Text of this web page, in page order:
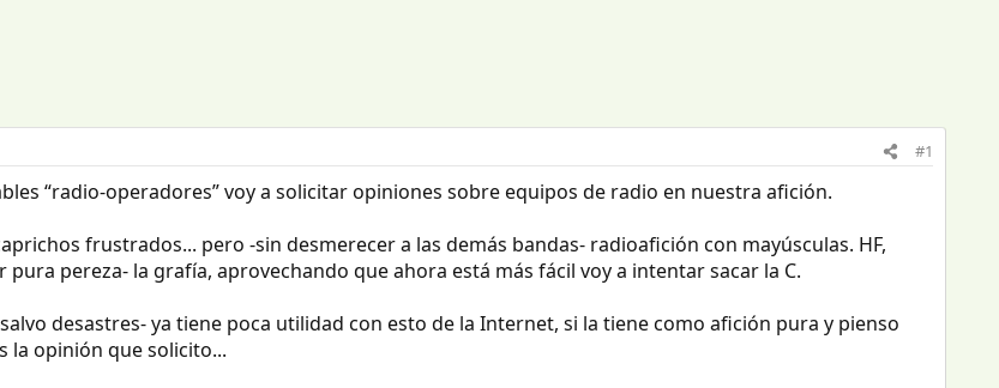
#1
“radio-operadores” voy a solicitar opiniones sobre equipos de radio en nuestra afición.
frustrados... pero -sin desmerecer a las demás bandas- radioafición con mayúsculas. HF,
pura pereza- la grafía, aprovechando que ahora está más fácil voy a intentar sacar la C.
desastres- ya tiene poca utilidad con esto de la Internet, si la tiene como afición pura y pienso
la opinión que solicito...